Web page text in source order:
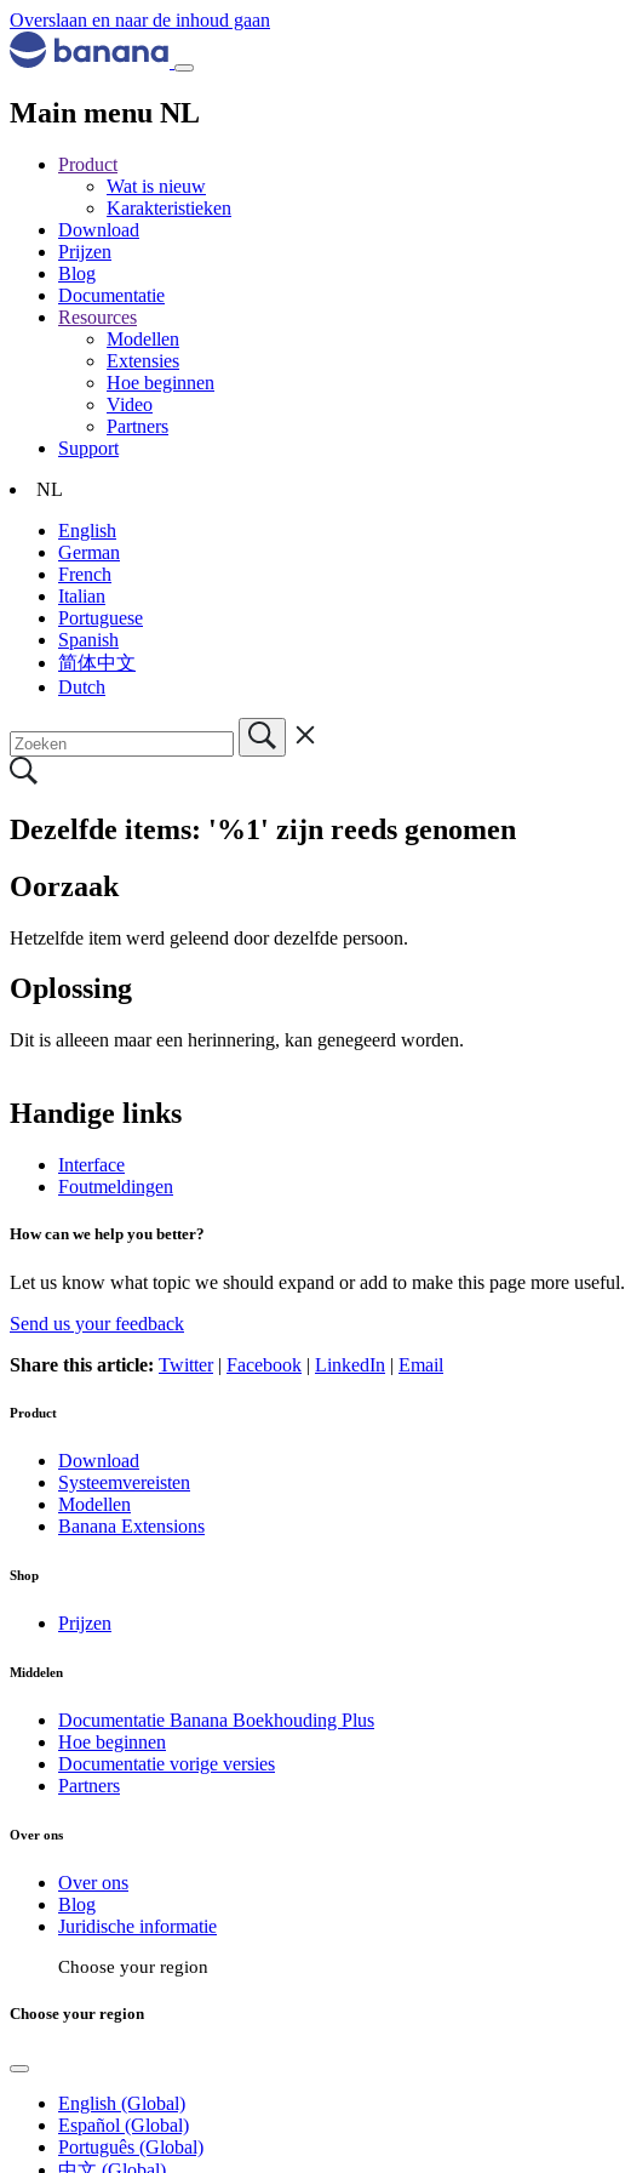
Overslaan en naar de inhoud gaan
Main menu NL
Product
Wat is nieuw
Karakteristieken
Download
Prijzen
Blog
Documentatie
Resources
Modellen
Extensies
Hoe beginnen
Video
Partners
Support
NL
English
German
French
Italian
Portuguese
Spanish
简体中文
Dutch
Dezelfde items: '%1' zijn reeds genomen
Oorzaak
Hetzelfde item werd geleend door dezelfde persoon.
Oplossing
Dit is alleeen maar een herinnering, kan genegeerd worden.
Handige links
Interface
Foutmeldingen
How can we help you better?
Let us know what topic we should expand or add to make this page more useful.
Send us your feedback
Share this article: Twitter| Facebook | LinkedIn | Email
Product
Download
Systeemvereisten
Modellen
Banana Extensions
Shop
Prijzen
Middelen
Documentatie Banana Boekhouding Plus
Hoe beginnen
Documentatie vorige versies
Partners
Over ons
Over ons
Blog
Juridische informatie
Choose your region
Choose your region
English (Global)
Español (Global)
Português (Global)